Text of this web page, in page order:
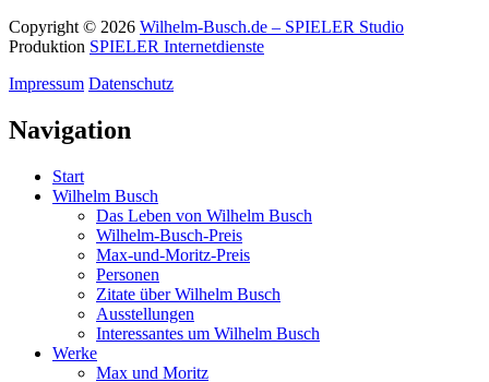
Copyright © 2026 Wilhelm-Busch.de – SPIELER Studio
Produktion SPIELER Internetdienste
Impressum Datenschutz
Navigation
Start
Wilhelm Busch
Das Leben von Wilhelm Busch
Wilhelm-Busch-Preis
Max-und-Moritz-Preis
Personen
Zitate über Wilhelm Busch
Ausstellungen
Interessantes um Wilhelm Busch
Werke
Max und Moritz